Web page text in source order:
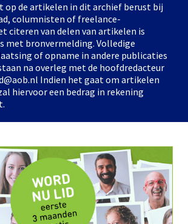
op de artikelen in dit archief berust bij
columnisten of freelance-
citeren van delen van artikelen is
met bronvermelding. Volledige
of opname in andere publicaties
na overleg met de hoofdredacteur
Indien het gaat om artikelen
hiervoor een bedrag in rekening